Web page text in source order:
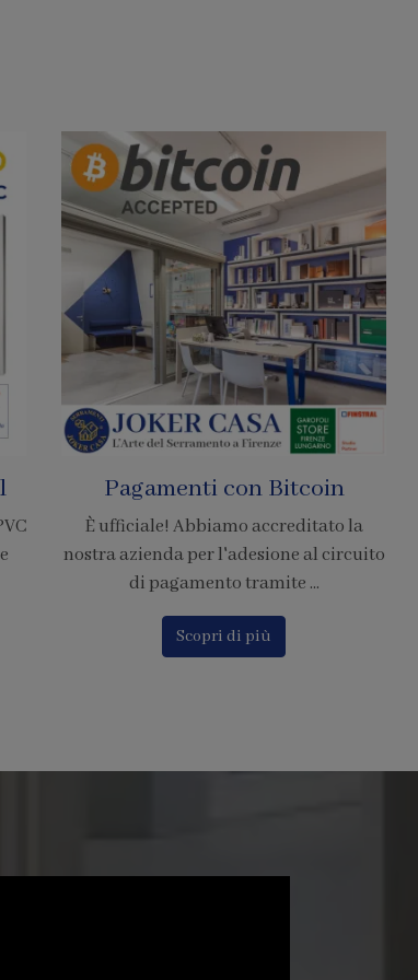
SharkNet: Le Zanzariere
Resistenti di Grandi
Dimensioni
La zanzariera SharkNet introduce
innovazione risolvendo i principali
problemi delle comuni zanzarier...